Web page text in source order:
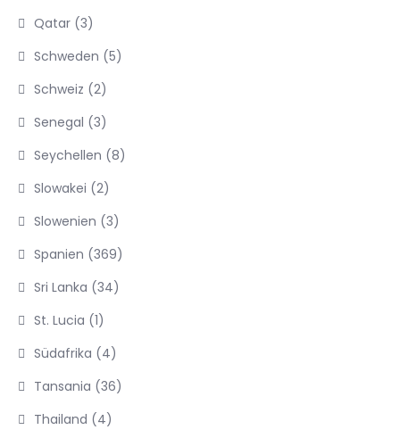
Qatar (3)
Schweden (5)
Schweiz (2)
Senegal (3)
Seychellen (8)
Slowakei (2)
Slowenien (3)
Spanien (369)
Sri Lanka (34)
St. Lucia (1)
Südafrika (4)
Tansania (36)
Thailand (4)